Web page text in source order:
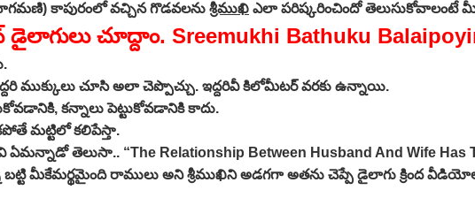
కాపురంలో వచ్చిన గొడవలను శ్రీముఖి ఎలా పరిష్కరించిందో తెలుసుకోవాలంటే
చూద్దాం. Sreemukhi Bathuku
ముక్కులు చూసి అలా చెప్పొచ్చు. ఇద్దరివీ కిలోమీటర్ వరకు ఉన్నాయి.
కన్నాలు పెట్టుకోవడానికి కాదు.
మట్టిలో కలిపేస్తా.
తెలుసా.. “The Relationship Between Husband And Wife Has
బట్టి మీకేమర్థమైంది రాములు అని శ్రీముఖిని అడగగా అతను చెప్పే డైలాగు క్రింద